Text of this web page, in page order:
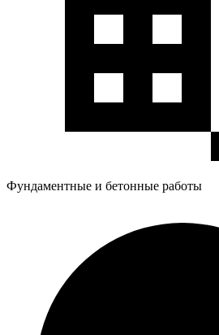
Фундаментные и бетонные работы